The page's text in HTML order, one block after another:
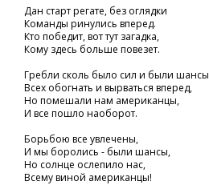
Дан старт регате, без оглядки
Команды ринулись вперед.
Кто победит, вот тут загадка,
Кому здесь больше повезет.
Гребли сколь было сил и были шансы
Всех обогнать и вырваться вперед,
Но помешали нам американцы,
И все пошло наоборот.
Борьбою все увлечены,
И мы боролись - были шансы,
Но солнце ослепило нас,
Всему виной американцы!